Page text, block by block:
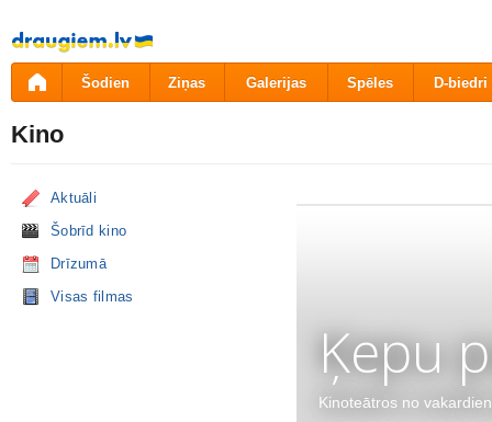
Pāriet
uz
saturu
Šodien Ziņas Galerijas Spēles D-biedri
Kino
Aktuāli
Šobrīd kino
Drīzumā
Visas filmas
Ķepu
Kinoteātros no